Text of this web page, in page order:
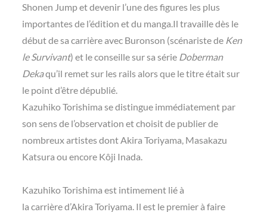
Shonen Jump et devenir l’une des figures les plus
importantes de l’édition et du manga.Il travaille dès le
début de sa carrière avec Buronson (scénariste de Ken
le Survivant) et le conseille sur sa série Doberman
Dekaqu’il remet sur les rails alors que le titre était sur
le point d’être dépublié.
Kazuhiko Torishima se distingue immédiatement par
son sens de l’observation et choisit de publier de
nombreux artistes dont Akira Toriyama, Masakazu
Katsura ou encore Kôji Inada.
Kazuhiko Torishima est intimement lié à
la carrière d’Akira Toriyama. Il est le premier à faire